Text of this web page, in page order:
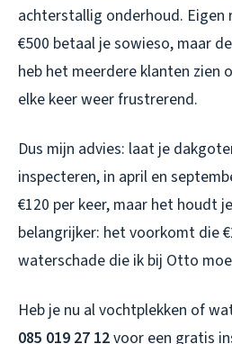
achterstallig onderhoud. Eigen
€500 betaal je sowieso, maar
heb het meerdere klanten zien
elke keer weer frustrerend.
Dus mijn advies: laat je
inspecteren, in april en
€120 per keer, maar het houdt
belangrijker: het voorkomt die
waterschade die ik bij Otto
Heb je nu al vochtplekken of
085 019 27 12voor een gratis